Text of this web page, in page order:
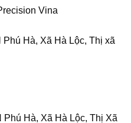
Vina
Hà, Xã Hà Lộc, Thị xã
Hà, Xã Hà Lộc, Thị Xã